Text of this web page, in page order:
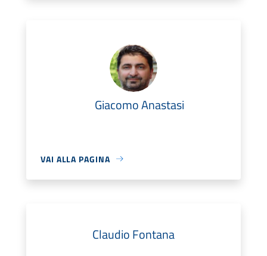
Giacomo Anastasi
VAI ALLA PAGINA
Claudio Fontana